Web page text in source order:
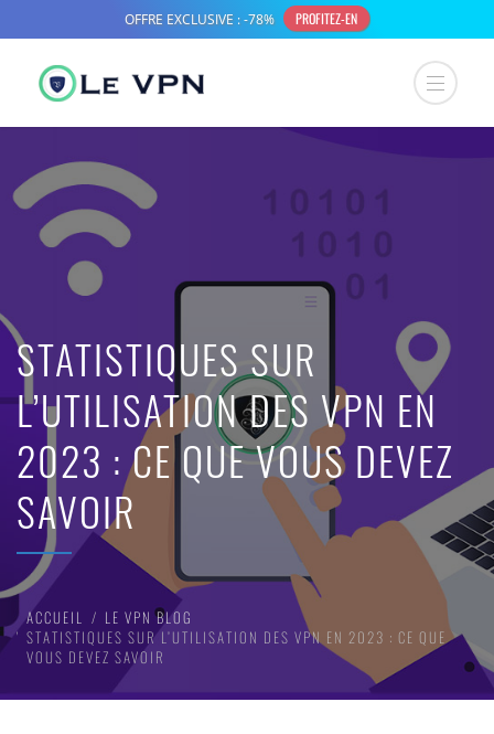
STATISTIQUES SUR
L’UTILISATION DES VPN EN
2023 : CE QUE VOUS DEVEZ
SAVOIR
ACCUEIL
LE VPN BLOG
STATISTIQUES SUR L’UTILISATION DES VPN EN 2023 : CE QUE
VOUS DEVEZ SAVOIR